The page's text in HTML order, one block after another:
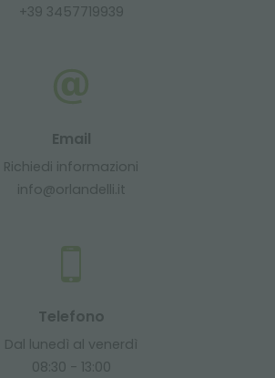
+39 3457719939
Email
Richiedi informazioni
info@orlandelli.it
Telefono
Dal lunedì al venerdì
08:30 - 13:00